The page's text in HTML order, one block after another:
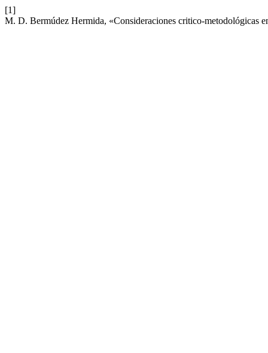
[1]
M. D. Bermúdez Hermida, «Consideraciones critico-metodológicas